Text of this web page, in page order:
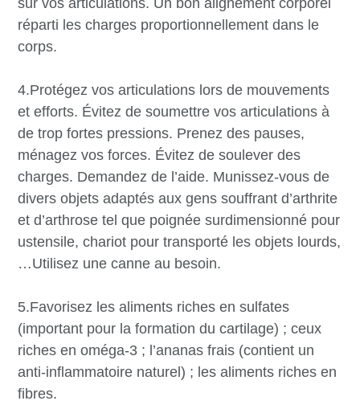
réparti les charges proportionnellement dans le
corps.
4.Protégez vos articulations lors de mouvements
et efforts. Évitez de soumettre vos articulations à
de trop fortes pressions. Prenez des pauses,
ménagez vos forces. Évitez de soulever des
charges. Demandez de l’aide. Munissez-vous de
divers objets adaptés aux gens souffrant d’arthrite
et d’arthrose tel que poignée surdimensionné pour
ustensile, chariot pour transporté les objets lourds,
…Utilisez une canne au besoin.
5.Favorisez les aliments riches en sulfates
(important pour la formation du cartilage) ; ceux
riches en oméga-3 ; l’ananas frais (contient un
anti-inflammatoire naturel) ; les aliments riches en
fibres.